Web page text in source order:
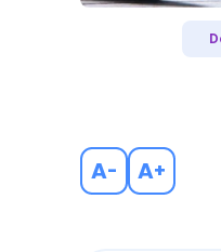
A- A+